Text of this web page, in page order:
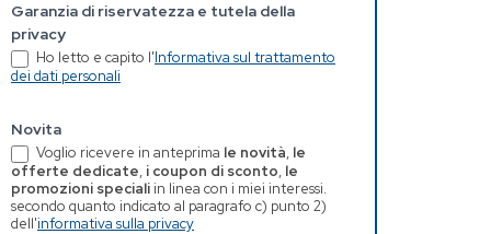
Garanzia di riservatezza e tutela della
privacy
Ho letto e capito l'Informativa sul trattamento
dei dati personali
Novita
Voglio ricevere in anteprima le novità, le
offerte dedicate, i coupon di sconto, le
promozioni specialiin linea con i miei interessi.
secondo quanto indicato al paragrafo c) punto 2)
dell'informativa sulla privacy